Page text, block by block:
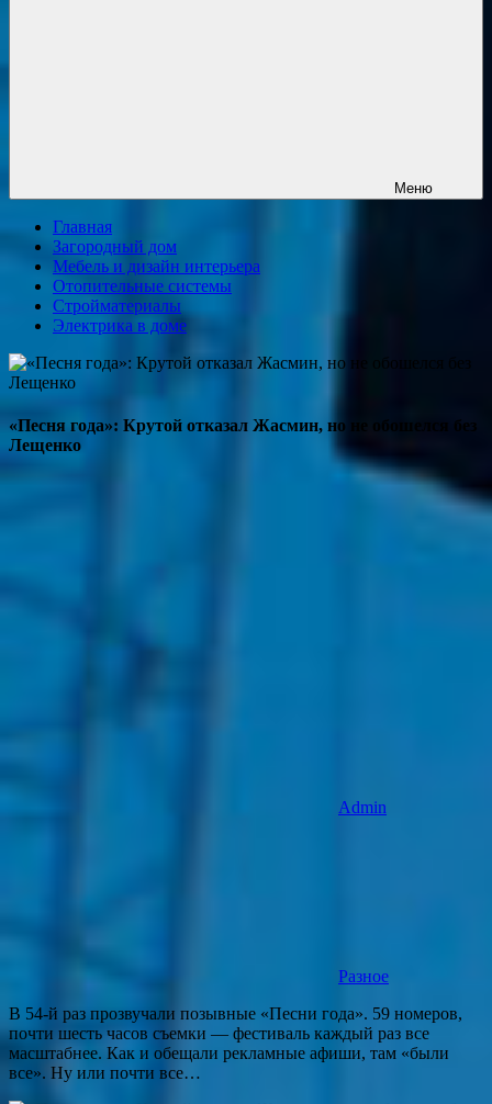
Меню
Главная
Загородный дом
Мебель и дизайн интерьера
Отопительные системы
Стройматериалы
Электрика в доме
«Песня года»: Крутой отказал Жасмин, но не обошелся без
Лещенко
Admin
Разное
В 54-й раз прозвучали позывные «Песни года». 59 номеров,
почти шесть часов съемки — фестиваль каждый раз все
масштабнее. Как и обещали рекламные афиши, там «были
все». Ну или почти все…